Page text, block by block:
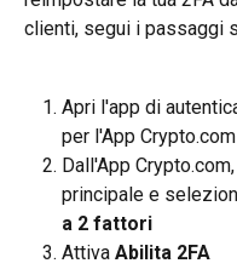
clienti, segui i passaggi
Apri l'app di
per l'App Crypto.com
Dall'App
principale e
a 2 fattori
Attiva Abilita 2FA